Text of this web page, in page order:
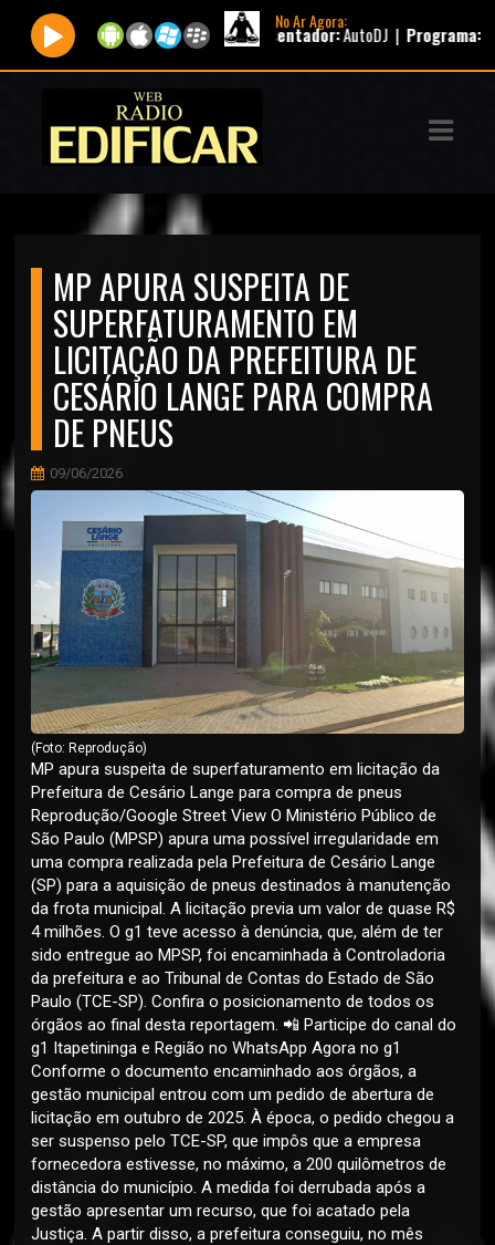
No Ar Agora:
Santo Charles Veloso |Apresentador:AutoDJ |Programa:Piloto
MP APURA SUSPEITA DE
SUPERFATURAMENTO EM
LICITAÇÃO DA PREFEITURA DE
CESÁRIO LANGE PARA COMPRA
DE PNEUS
09/06/2026
(Foto: Reprodução)
MP apura suspeita de superfaturamento em licitação da
Prefeitura de Cesário Lange para compra de pneus
Reprodução/Google Street View O Ministério Público de
São Paulo (MPSP) apura uma possível irregularidade em
uma compra realizada pela Prefeitura de Cesário Lange
(SP) para a aquisição de pneus destinados à manutenção
da frota municipal. A licitação previa um valor de quase R$
4 milhões. O g1 teve acesso à denúncia, que, além de ter
sido entregue ao MPSP, foi encaminhada à Controladoria
da prefeitura e ao Tribunal de Contas do Estado de São
Paulo (TCE-SP). Confira o posicionamento de todos os
órgãos ao final desta reportagem. 📲 Participe do canal do
g1 Itapetininga e Região no WhatsApp Agora no g1
Conforme o documento encaminhado aos órgãos, a
gestão municipal entrou com um pedido de abertura de
licitação em outubro de 2025. À época, o pedido chegou a
ser suspenso pelo TCE-SP, que impôs que a empresa
fornecedora estivesse, no máximo, a 200 quilômetros de
distância do município. A medida foi derrubada após a
gestão apresentar um recurso, que foi acatado pela
Justiça. A partir disso, a prefeitura conseguiu, no mês